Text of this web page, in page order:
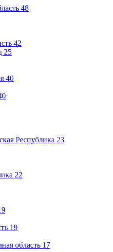
48
42
25
40
Республика 23
22
19
область 17